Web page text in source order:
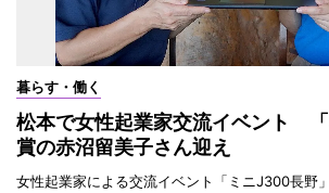
暮らす・働く
松本で女性起業家交流イベント
賞の赤沼留美子さん迎え
女性起業家による交流イベント「ミニJ300長野